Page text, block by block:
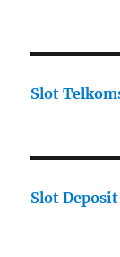
Slot
Slot